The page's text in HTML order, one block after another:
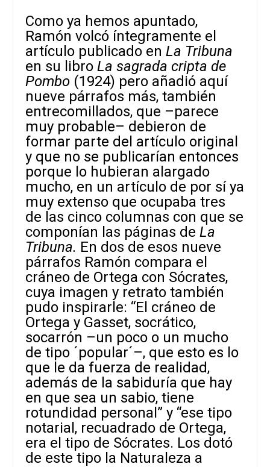
Como ya hemos apuntado,
Ramón volcó íntegramente el
artículo publicado enLa Tribuna
en su libroLa sagrada cripta de
Pombo (1924) pero añadió aquí
nueve párrafos más, también
entrecomillados, que –parece
muy probable– debieron de
formar parte del artículo original
y que no se publicarían entonces
porque lo hubieran alargado
mucho, en un artículo de por sí ya
muy extenso que ocupaba tres
de las cinco columnas con que se
componían las páginas deLa
Tribuna. En dos de esos nueve
párrafos Ramón compara el
cráneo de Ortega con Sócrates,
cuya imagen y retrato también
pudo inspirarle: “El cráneo de
Ortega y Gasset, socrático,
socarrón –un poco o un mucho
de tipo ´popular´–, que esto es lo
que le da fuerza de realidad,
además de la sabiduría que hay
en que sea un sabio, tiene
rotundidad personal” y “ese tipo
notarial, recuadrado de Ortega,
era el tipo de Sócrates. Los dotó
de este tipo la Naturaleza a